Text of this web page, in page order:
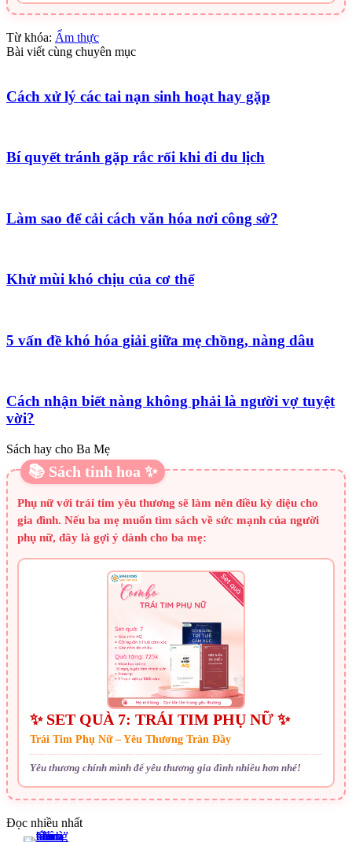
Từ khóa: Ẩm thực
Bài viết cùng chuyên mục
Cách xử lý các tai nạn sinh hoạt hay gặp
Bí quyết tránh gặp rắc rối khi đi du lịch
Làm sao để cải cách văn hóa nơi công sở?
Khử mùi khó chịu của cơ thể
5 vấn đề khó hóa giải giữa mẹ chồng, nàng dâu
Cách nhận biết nàng không phải là người vợ tuyệt
vời?
Sách hay cho Ba Mẹ
📚 Sách tinh hoa ✨
Phụ nữ với trái tim yêu thương sẽ làm nên điều kỳ diệu cho
gia đình. Nếu ba mẹ muốn tìm sách về sức mạnh của người
phụ nữ, đây là gợi ý dành cho ba mẹ:
✨ SET QUÀ 7: TRÁI TIM PHỤ NỮ ✨
Trái Tim Phụ Nữ – Yêu Thương Tràn Đầy
Yêu thương chính mình để yêu thương gia đình nhiều hơn nhé!
Đọc nhiều nhất